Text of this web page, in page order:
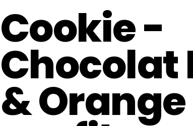
Cookie -
Chocolat
& Orange